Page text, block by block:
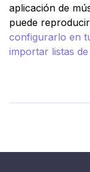
aplicación de
puede
configurarlo en
importar listas